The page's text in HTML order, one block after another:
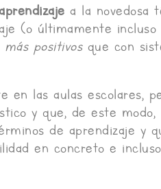
a la novedosa
(o últimamente
más positivosque con
en las aulas escolares,
y que, de este
de aprendizaje y
en concreto e